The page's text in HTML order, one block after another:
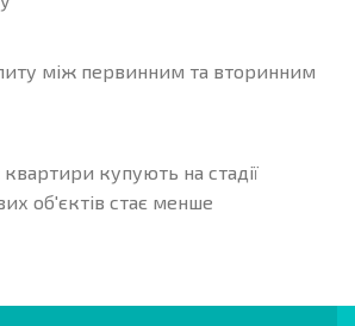
між первинним та вторинним
квартири купують на стадії
об'єктів стає менше